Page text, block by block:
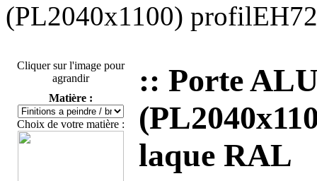
(PL2040x1100)
Cliquer sur l'image pour
agrandir
Matière :
Choix de votre matière :
:: Porte
laque RAL